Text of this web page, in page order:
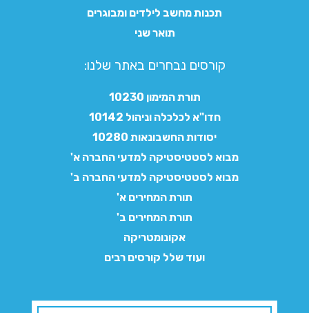
תכנות מחשב לילדים ומבוגרים
תואר שני
קורסים נבחרים באתר שלנו:​
תורת המימון 10230
חדו"א לכלכלה וניהול 10142
יסודות החשבונאות 10280
מבוא לסטטיסטיקה למדעי החברה א'
מבוא לסטטיסטיקה למדעי החברה ב'
תורת המחירים א'
תורת המחירים ב'
אקונומטריקה
ועוד שלל קורסים רבים